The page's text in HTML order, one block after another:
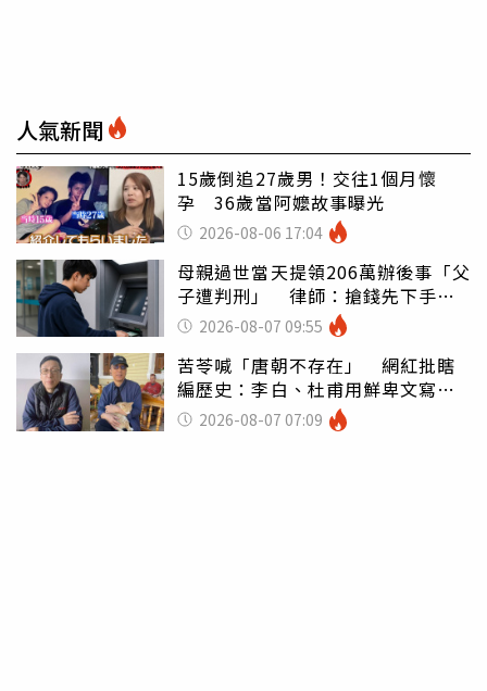
人氣新聞
15歲倒追27歲男！交往1個月懷
孕 36歲當阿嬤故事曝光
2026-08-06 17:04
母親過世當天提領206萬辦後事「父
子遭判刑」 律師：搶錢先下手是
罪 2026-08-07 09:55
苦苓喊「唐朝不存在」 網紅批瞎
編歷史：李白、杜甫用鮮卑文寫
詩？2026-08-07 07:09